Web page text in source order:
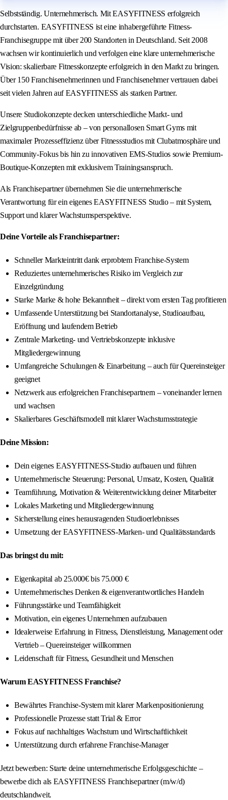
Selbstständig. Unternehmerisch. Mit EASYFITNESS erfolgreich
durchstarten. EASYFITNESS ist eine inhabergeführte Fitness-
Franchisegruppe mit über 200 Standorten in Deutschland. Seit 2008
wachsen wir kontinuierlich und verfolgen eine klare unternehmerische
Vision: skalierbare Fitnesskonzepte erfolgreich in den Markt zu bringen.
Über 150 Franchisenehmerinnen und Franchisenehmer vertrauen dabei
seit vielen Jahren auf EASYFITNESS als starken Partner.
Unsere Studiokonzepte decken unterschiedliche Markt- und
Zielgruppenbedürfnisse ab – von personallosen Smart Gyms mit
maximaler Prozesseffizienz über Fitnessstudios mit Clubatmosphäre und
Community-Fokus bis hin zu innovativen EMS-Studios sowie Premium-
Boutique-Konzepten mit exklusivem Trainingsanspruch.
Als Franchisepartner übernehmen Sie die unternehmerische
Verantwortung für ein eigenes EASYFITNESS Studio – mit System,
Support und klarer Wachstumsperspektive.
Deine Vorteile als Franchisepartner:
Schneller Markteintritt dank erprobtem Franchise-System
Reduziertes unternehmerisches Risiko im Vergleich zur
Einzelgründung
Starke Marke & hohe Bekanntheit – direkt vom ersten Tag profitieren
Umfassende Unterstützung bei Standortanalyse, Studioaufbau,
Eröffnung und laufendem Betrieb
Zentrale Marketing- und Vertriebskonzepte inklusive
Mitgliedergewinnung
Umfangreiche Schulungen & Einarbeitung – auch für Quereinsteiger
geeignet
Netzwerk aus erfolgreichen Franchisepartnern – voneinander lernen
und wachsen
Skalierbares Geschäftsmodell mit klarer Wachstumsstrategie
Deine Mission:
Dein eigenes EASYFITNESS-Studio aufbauen und führen
Unternehmerische Steuerung: Personal, Umsatz, Kosten, Qualität
Teamführung, Motivation & Weiterentwicklung deiner Mitarbeiter
Lokales Marketing und Mitgliedergewinnung
Sicherstellung eines herausragenden Studioerlebnisses
Umsetzung der EASYFITNESS-Marken- und Qualitätsstandards
Das bringst du mit:
Eigenkapital ab 25.000€ bis 75.000 €
Unternehmerisches Denken & eigenverantwortliches Handeln
Führungsstärke und Teamfähigkeit
Motivation, ein eigenes Unternehmen aufzubauen
Idealerweise Erfahrung in Fitness, Dienstleistung, Management oder
Vertrieb – Quereinsteiger willkommen
Leidenschaft für Fitness, Gesundheit und Menschen
Warum EASYFITNESS Franchise?
Bewährtes Franchise-System mit klarer Markenpositionierung
Professionelle Prozesse statt Trial & Error
Fokus auf nachhaltiges Wachstum und Wirtschaftlichkeit
Unterstützung durch erfahrene Franchise-Manager
Jetzt bewerben: Starte deine unternehmerische Erfolgsgeschichte –
bewerbe dich als EASYFITNESS Franchisepartner (m/w/d)
deutschlandweit.